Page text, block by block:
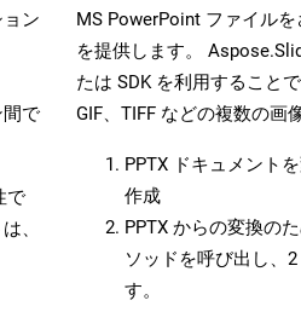
ン
で
で
、
MS PowerPoint ファイル
を提供します。
たは SDK を利用すること
GIF、TIFF などの複数の画
PPTX ドキュメント
作成
PPTX からの変換の
ソッドを呼び出し、
す。